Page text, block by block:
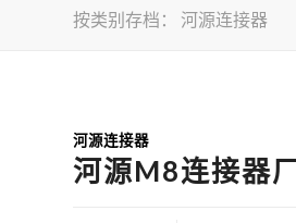
按类别存档： 河源连接器
河源连接器
河源M8连接器